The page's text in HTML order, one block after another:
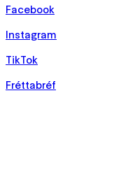
Facebook
Instagram
TikTok
Fréttabréf